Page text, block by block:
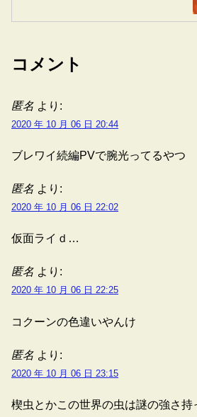
コメント
匿名 より:
2020 年 10 月 06 日 20:44
ブレワイ続編PVで腕光ってるやつ
匿名 より:
2020 年 10 月 06 日 22:02
仮面ライｄ…
匿名 より:
2020 年 10 月 06 日 22:25
コクーンの色違いやんけ
匿名 より:
2020 年 10 月 06 日 23:15
楔虫とかこの世界の虫は謎の強さ